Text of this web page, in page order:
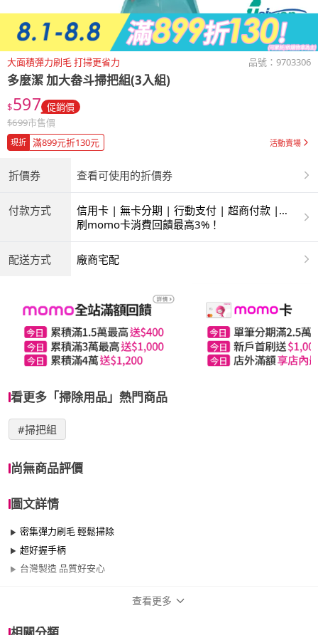
大面積彈力刷毛 打掃更省力 品號： 9703306
多麼潔加大畚斗掃把組(3入組)
$597 促銷價
$699市售價
現折 滿899元折130元 活動賣場
折價券 查看可使用的折價券
付款方式
信用卡 | 無卡分期 | 行動支付 | 超商付款 |
ATM | 銀聯卡
刷momo卡消費回饋最高3%！
配送方式 廠商宅配
看更多「掃除用品」熱門商品
#掃把組
尚無商品評價
圖文詳情
密集彈力刷毛 輕鬆掃除
超好握手柄
台灣製造 品質好安心
查看更多